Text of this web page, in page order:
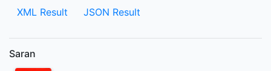
XML Result JSON Result
Saran